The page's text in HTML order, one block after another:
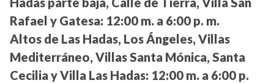
Rafael y Gatesa: 12:00 m. a 6:00 p. m.
Altos de Las Hadas, Los Ángeles, Villas
Mediterráneo, Villas Santa Mónica, Santa
Cecilia y Villa Las Hadas: 12:00 m. a 6:00 p.